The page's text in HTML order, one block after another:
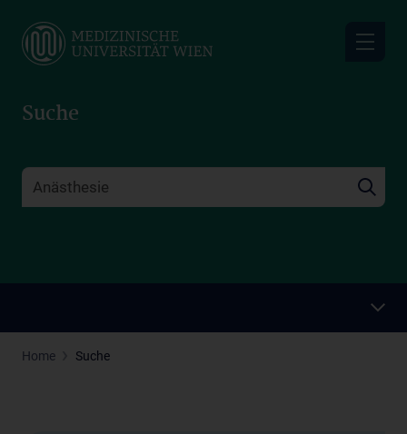
main
Suche
Home Suche